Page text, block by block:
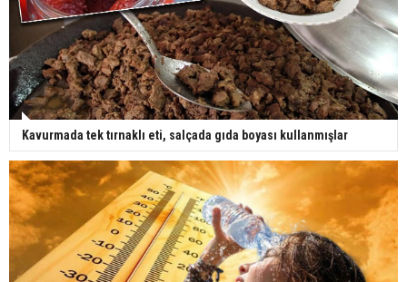
Kavurmada tek tırnaklı eti, salçada gıda boyası kullanmışlar